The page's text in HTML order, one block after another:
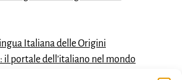
Italiana delle Origini
il portale dell’italiano nel mondo